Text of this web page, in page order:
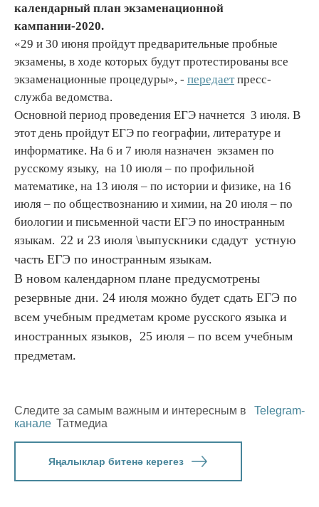
календарный план экзаменационной
кампании-2020.
«29 и 30 июня пройдут предварительные пробные
экзамены, в ходе которых будут протестированы все
экзаменационные процедуры», - передаетпресс-
служба ведомства.
Основной период проведения ЕГЭ начнется 3 июля. В
этот день пройдут ЕГЭ по географии, литературе и
информатике. На 6 и 7 июля назначен экзамен по
русскому языку, на 10 июля – по профильной
математике, на 13 июля – по истории и физике, на 16
июля – по обществознанию и химии, на 20 июля – по
биологии и письменной части ЕГЭ по иностранным
языкам. 22 и 23 июля \выпускники сдадут устную
часть ЕГЭ по иностранным языкам.
В новом календарном плане предусмотрены
резервные дни. 24 июля можно будет сдать ЕГЭ по
всем учебным предметам кроме русского языка и
иностранных языков, 25 июля – по всем учебным
предметам.
Следите за самым важным и интересным в
Telegram-
канале Татмедиа
Яңалыклар битенә керегез